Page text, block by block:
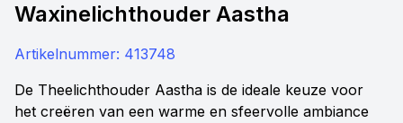
Waxinelichthouder Aastha
Artikelnummer: 413748
De Theelichthouder Aastha is de ideale keuze voor
het creëren van een warme en sfeervolle ambiance